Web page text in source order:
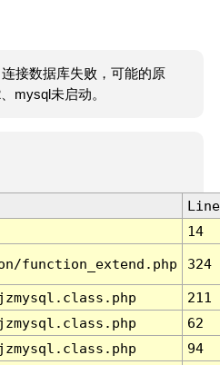
接数据库失败，可能的原
mysql未启动。
Line
14
function_extend.php 324
211
62
94